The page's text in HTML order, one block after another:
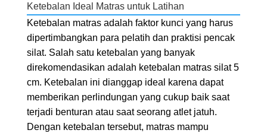
Ketebalan Ideal Matras untuk Latihan
Ketebalan matras adalah faktor kunci yang harus
dipertimbangkan para pelatih dan praktisi pencak
silat. Salah satu ketebalan yang banyak
direkomendasikan adalah ketebalan matras silat 5
cm. Ketebalan ini dianggap ideal karena dapat
memberikan perlindungan yang cukup baik saat
terjadi benturan atau saat seorang atlet jatuh.
Dengan ketebalan tersebut, matras mampu